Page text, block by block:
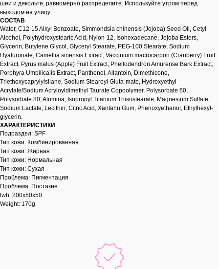
шеи и декольте, равномерно распределите. Используйте утром перед
выходом на улицу.
СОСТАВ
Water, C12-15 Alkyl Benzoate, Simmondsia chinensis (Jojoba) Seed Oil, Cetyl
Alcohol, Polyhydroxystearic Acid, Nylon-12, Isohexadecane, Jojoba Esters,
Glycerin, Butylene Glycol, Glyceryl Stearate, PEG-100 Stearate, Sodium
Hyaluronate, Camellia sinensis Extract, Vaccinium macrocarpon (Cranberry) Fruit
Extract, Pyrus malus (Apple) Fruit Extract, Phellodendron Amurense Bark Extract,
Porphyra Umbilicalis Extract, Panthenol, Allantoin, Dimethicone,
Triethoxycaprylylsilane, Sodium Stearoyl Gluta-mate, Hydroxyethyl
Acrylate/Sodium Acryloyldimethyl Taurate Copoolymer, Polysorbate 60,
Polysorbate 80, Alumina, Isopropyl Titanium Triisostearate, Magnesium Sulfate,
Sodium Lactate, Lecithin, Citric Acid, Xantahn Gum, Phenoxyethanol, Ethylhexyl-
glycerin.
ХАРАКТЕРИСТИКИ
Подраздел: SPF
Тип кожи: Комбинированная
Тип кожи: Жирная
Тип кожи: Нормальная
Тип кожи: Сухая
Проблема: Пигментация
Проблема: Постакне
lwh: 200x50x50
Weight: 170g